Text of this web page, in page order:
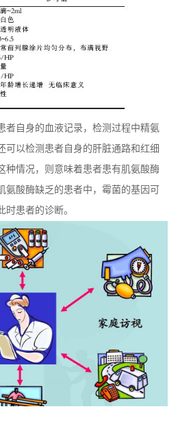
者自身的血液记录，检测过程中精氨
可以检测患者自身的肝脏通路和红细
种情况，则意味着患者患有肌氨酸酶
氨酸酶缺乏的患者中，霉菌的基因可
时患者的诊断。